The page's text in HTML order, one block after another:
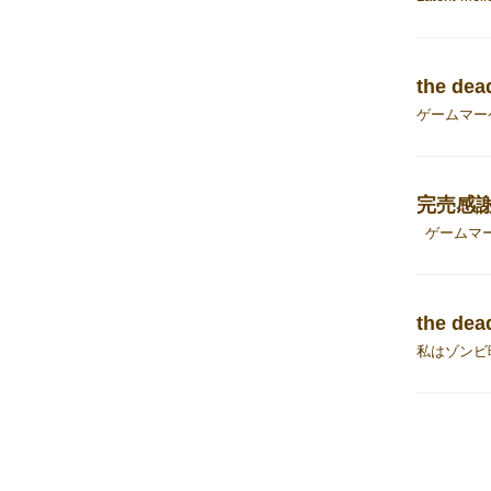
完売感
the